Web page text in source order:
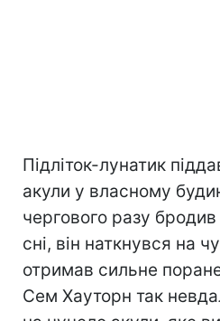
Підліток-лунатик
акули у власному
чергового разу
сні, він наткнувся на
отримав сильне
Сем Хауторн так